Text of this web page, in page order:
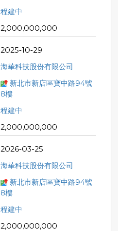
程建中
2,000,000,000
2025-10-29
海華科技股份有限公司
新北市新店區寶中路94號
8樓
程建中
2,000,000,000
2026-03-25
海華科技股份有限公司
新北市新店區寶中路94號
8樓
程建中
2,000,000,000